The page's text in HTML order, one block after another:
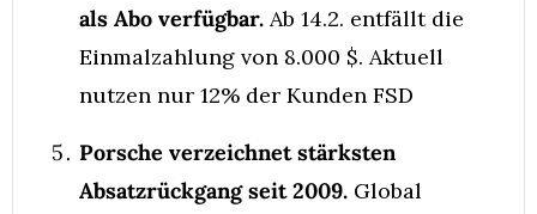
als Abo verfügbar. Ab 14.2. entfällt die
Einmalzahlung von 8.000 $. Aktuell
nutzen nur 12% der Kunden FSD
Porsche verzeichnet stärksten
Absatzrückgang seit 2009. Global